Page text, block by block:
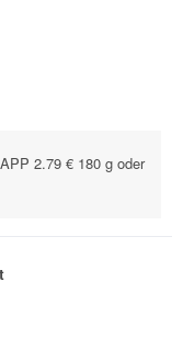
2.79 € 180 g oder